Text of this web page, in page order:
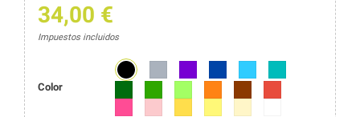
34,00 €
Impuestos incluidos
Color
Negro